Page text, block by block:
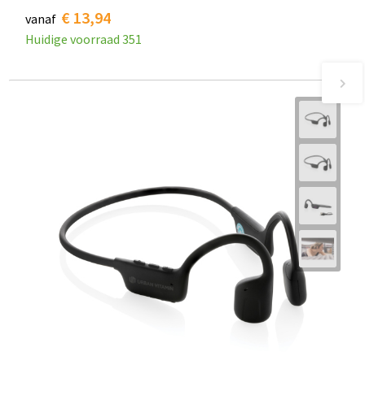
vanaf € 13,94
Huidige voorraad 351